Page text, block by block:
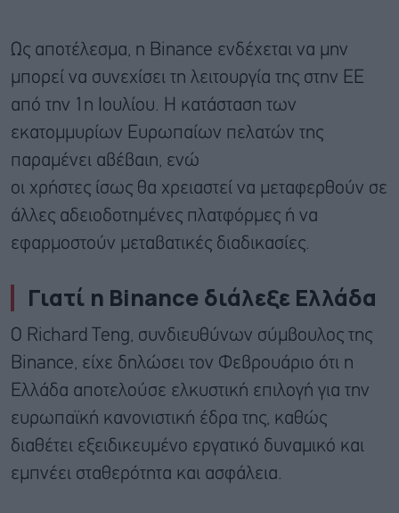
Ως αποτέλεσμα, η Binance ενδέχεται να μην
μπορεί να συνεχίσει τη λειτουργία της στην ΕΕ
από την 1η Ιουλίου. Η κατάσταση των
εκατομμυρίων Ευρωπαίων πελατών της
παραμένει αβέβαιη, ενώ
οι χρήστες ίσως θα χρειαστεί να μεταφερθούν σε
άλλες αδειοδοτημένες πλατφόρμες ή να
εφαρμοστούν μεταβατικές διαδικασίες.
Γιατί η Binance διάλεξε Ελλάδα
Ο Richard Teng, συνδιευθύνων σύμβουλος της
Binance, είχε δηλώσει τον Φεβρουάριο ότι η
Ελλάδα αποτελούσε ελκυστική επιλογή για την
ευρωπαϊκή κανονιστική έδρα της, καθώς
διαθέτει εξειδικευμένο εργατικό δυναμικό και
εμπνέει σταθερότητα και ασφάλεια.